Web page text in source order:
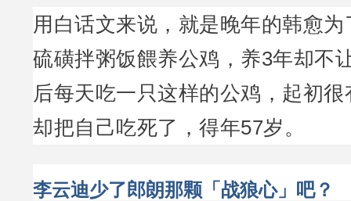
用白话文来说，就是晚年的韩愈
硫磺拌粥饭餵养公鸡，养3年却不
后每天吃一只这样的公鸡，起初
却把自己吃死了，得年57岁。
李云迪少了郎朗那颗「战狼心」吧？